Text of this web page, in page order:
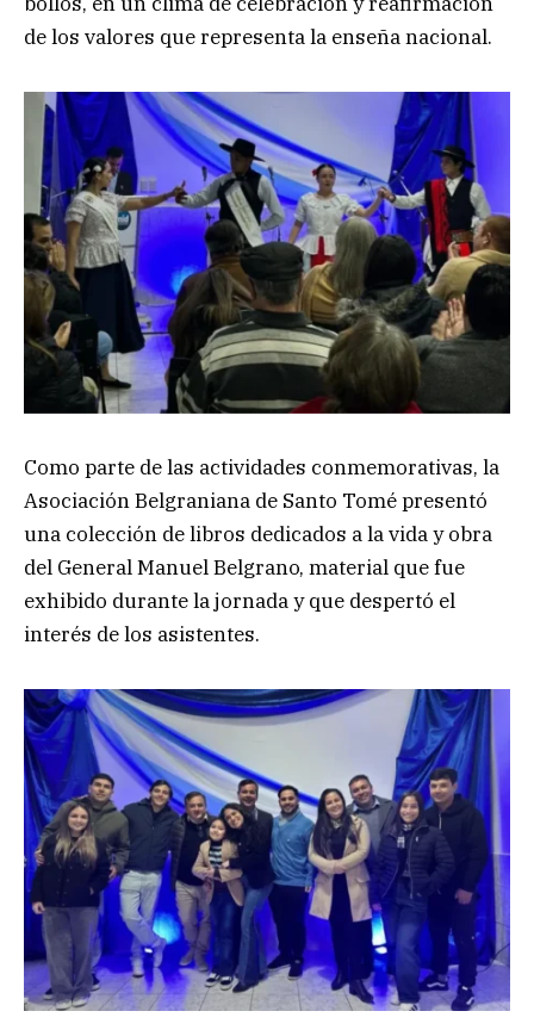
de los valores que representa la enseña nacional.
Como parte de las actividades conmemorativas, la
Asociación Belgraniana de Santo Tomé presentó
una colección de libros dedicados a la vida y obra
del General Manuel Belgrano, material que fue
exhibido durante la jornada y que despertó el
interés de los asistentes.